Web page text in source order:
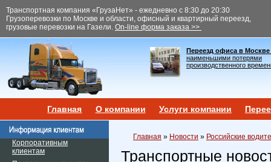
Транспортная компания «ГрузаНет» - ежедневно с 8:30 до 20:30
Грузоперевозки по Москве и области, офисный и квартирный переезд,
грузовые перевозки на Газели. On-line форма заказа >>
Переезд офиса в Москве
наименьшими потерями
производственного
Главная О компании Услуги компании
Корпоративным
клиентам
Главная » Новости » Российские
Транспортные